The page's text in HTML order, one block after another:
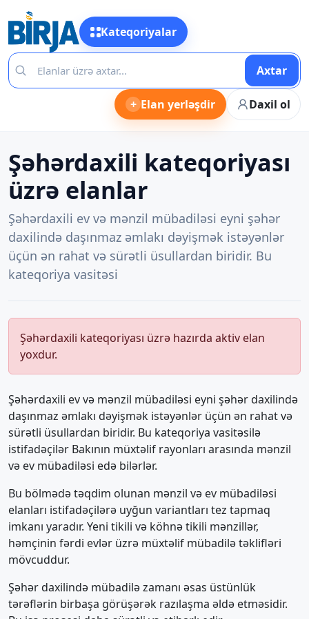
Kateqoriyalar
Axtar
+ Elan yerləşdir Daxil ol
Şəhərdaxili kateqoriyası
üzrə elanlar
Şəhərdaxili ev və mənzil mübadiləsi eyni şəhər
daxilində daşınmaz əmlakı dəyişmək istəyənlər
üçün ən rahat və sürətli üsullardan biridir. Bu
kateqoriya vasitəsi
Şəhərdaxili kateqoriyası üzrə hazırda aktiv elan
yoxdur.
Şəhərdaxili ev və mənzil mübadiləsi eyni şəhər daxilində
daşınmaz əmlakı dəyişmək istəyənlər üçün ən rahat və
sürətli üsullardan biridir. Bu kateqoriya vasitəsilə
istifadəçilər Bakının müxtəlif rayonları arasında mənzil
və ev mübadiləsi edə bilərlər.
Bu bölmədə təqdim olunan mənzil və ev mübadiləsi
elanları istifadəçilərə uyğun variantları tez tapmaq
imkanı yaradır. Yeni tikili və köhnə tikili mənzillər,
həmçinin fərdi evlər üzrə müxtəlif mübadilə təklifləri
mövcuddur.
Şəhər daxilində mübadilə zamanı əsas üstünlük
tərəflərin birbaşa görüşərək razılaşma əldə etməsidir.